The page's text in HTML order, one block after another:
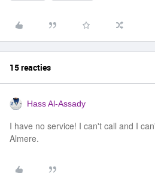
15 reacties
Hass Al-Assady
I have no service! I can't call and I
Almere.